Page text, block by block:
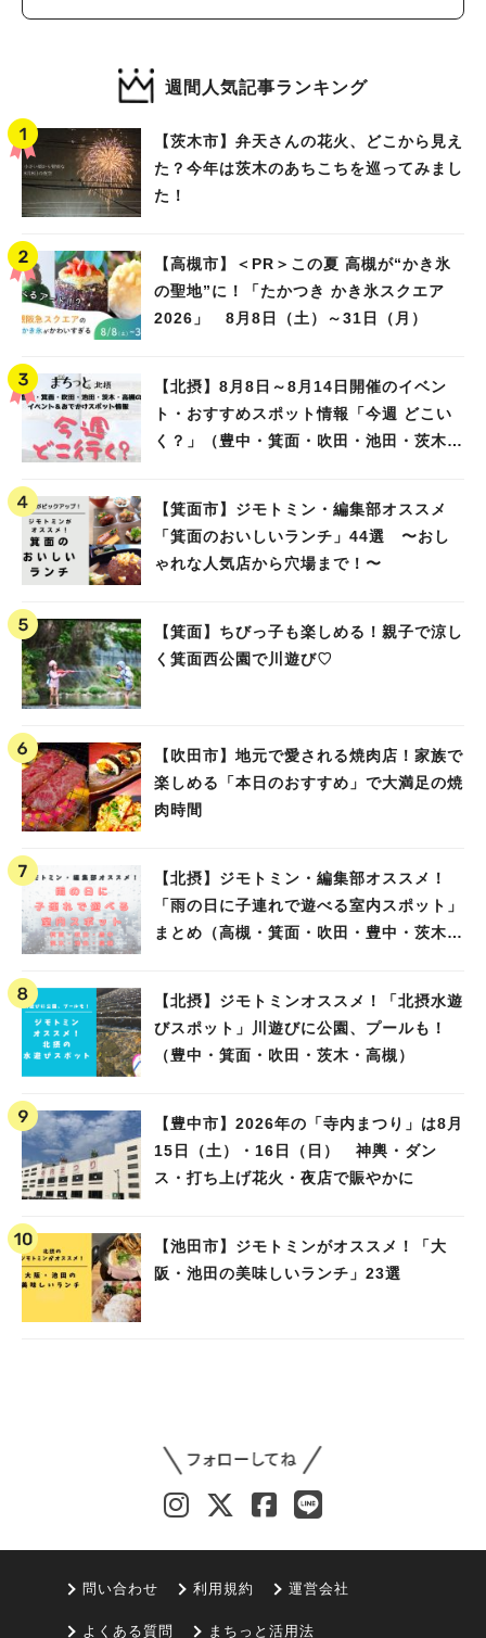
週間人気記事ランキング
【茨木市】弁天さんの花火、どこから見え
た？今年は茨木のあちこちを巡ってみまし
た！
【高槻市】＜PR＞この夏 高槻が“かき氷
の聖地”に！「たかつき かき氷スクエア
2026」 8月8日（土）～31日（月）
【北摂】8月8日～8月14日開催のイベン
ト・おすすめスポット情報「今週 どこい
く？」（豊中・箕面・吹田・池田・茨木・
【箕面市】ジモトミン・編集部オススメ
「箕面のおいしいランチ」44選 〜おし
ゃれな人気店から穴場まで！〜
【箕面】ちびっ子も楽しめる！親子で涼し
く箕面西公園で川遊び♡
【吹田市】地元で愛される焼肉店！家族で
楽しめる「本日のおすすめ」で大満足の焼
肉時間
【北摂】ジモトミン・編集部オススメ！
「雨の日に子連れで遊べる室内スポット」
まとめ（高槻・箕面・吹田・豊中・茨木・
【北摂】ジモトミンオススメ！「北摂水遊
びスポット」川遊びに公園、プールも！
（豊中・箕面・吹田・茨木・高槻）
【豊中市】2026年の「寺内まつり」は8月
15日（土）・16日（日） 神輿・ダン
ス・打ち上げ花火・夜店で賑やかに
【池田市】ジモトミンがオススメ！「大
阪・池田の美味しいランチ」23選
問い合わせ 利用規約 運営会社
よくある質問 まちっと活用法